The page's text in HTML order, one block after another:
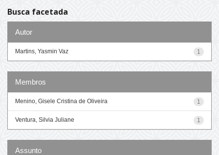
Busca facetada
Autor
1
Martins, Yasmin Vaz
Membros
1
Menino, Gisele Cristina de Oliveira
1
Ventura, Silvia Juliane
Assunto